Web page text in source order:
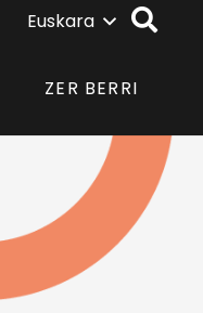
Euskara
ZER BERRI